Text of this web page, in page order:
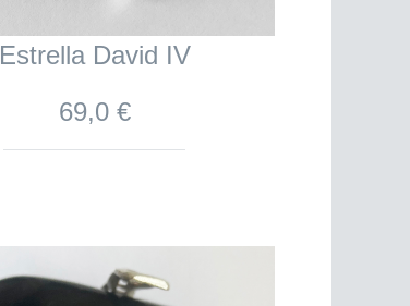
Estrella David IV
69,0 €